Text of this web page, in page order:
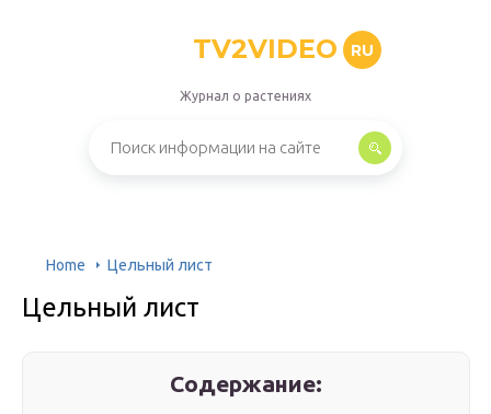
TV2VIDEO RU
Журнал о растениях
Home Цельный лист
Цельный лист
Содержание: